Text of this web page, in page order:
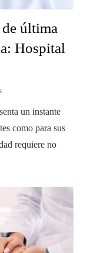
última
Hospital
un instante
como para sus
requiere no